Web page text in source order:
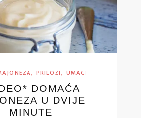
, PRILOZI , UMACI
DOMAĆA
U DVIJE
MINUTE